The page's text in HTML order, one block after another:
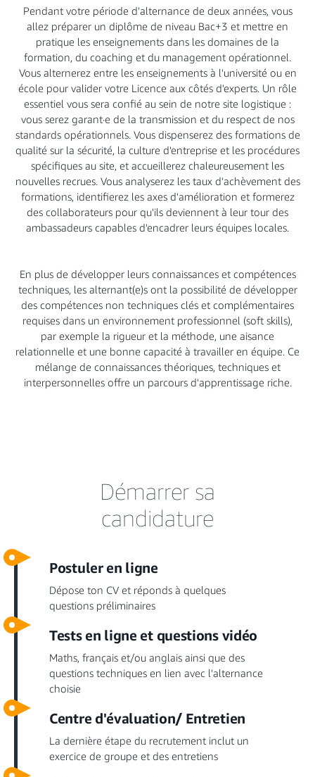
Pendant votre période d'alternance de deux années, vous
allez préparer un diplôme de niveau Bac+3 et mettre en
pratique les enseignements dans les domaines de la
formation, du coaching et du management opérationnel.
Vous alternerez entre les enseignements à l'université ou en
école pour valider votre Licence aux côtés d'experts. Un rôle
essentiel vous sera confié au sein de notre site logistique :
vous serez garant·e de la transmission et du respect de nos
standards opérationnels. Vous dispenserez des formations de
qualité sur la sécurité, la culture d'entreprise et les procédures
spécifiques au site, et accueillerez chaleureusement les
nouvelles recrues. Vous analyserez les taux d'achèvement des
formations, identifierez les axes d'amélioration et formerez
des collaborateurs pour qu'ils deviennent à leur tour des
ambassadeurs capables d'encadrer leurs équipes locales.
En plus de développer leurs connaissances et compétences
techniques, les alternant(e)s ont la possibilité de développer
des compétences non techniques clés et complémentaires
requises dans un environnement professionnel (soft skills),
par exemple la rigueur et la méthode, une aisance
relationnelle et une bonne capacité à travailler en équipe. Ce
mélange de connaissances théoriques, techniques et
interpersonnelles offre un parcours d'apprentissage riche.
Démarrer sa
candidature
Postuler en ligne
Dépose ton CV et réponds à quelques
questions préliminaires
Tests en ligne et questions vidéo
Maths, français et/ou anglais ainsi que des
questions techniques en lien avec l'alternance
choisie
Centre d'évaluation/ Entretien
La dernière étape du recrutement inclut un
exercice de groupe et des entretiens